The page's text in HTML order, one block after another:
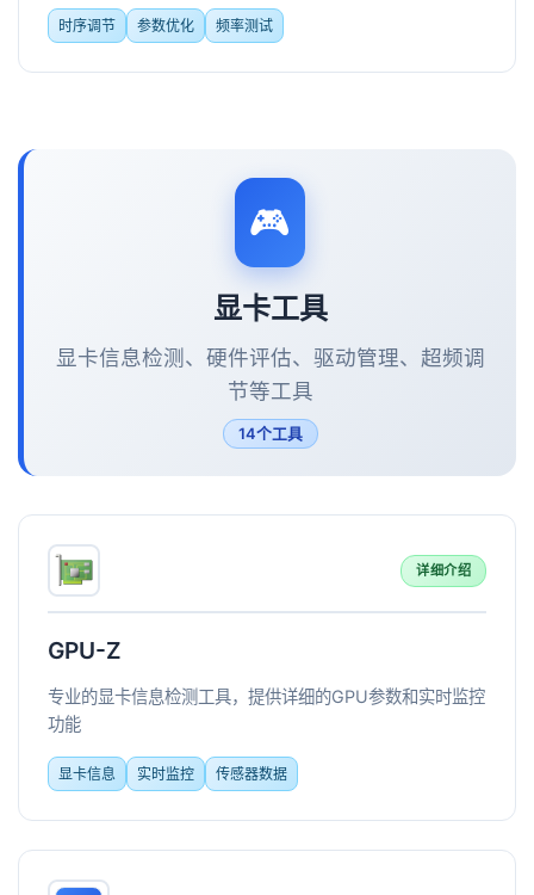
时序调节 参数优化 频率测试
🎮
显卡工具
显卡信息检测、硬件评估、驱动管理、超频调
节等工具
14个工具
详细介绍
GPU-Z
专业的显卡信息检测工具，提供详细的GPU参数和实时监控
功能
显卡信息 实时监控 传感器数据